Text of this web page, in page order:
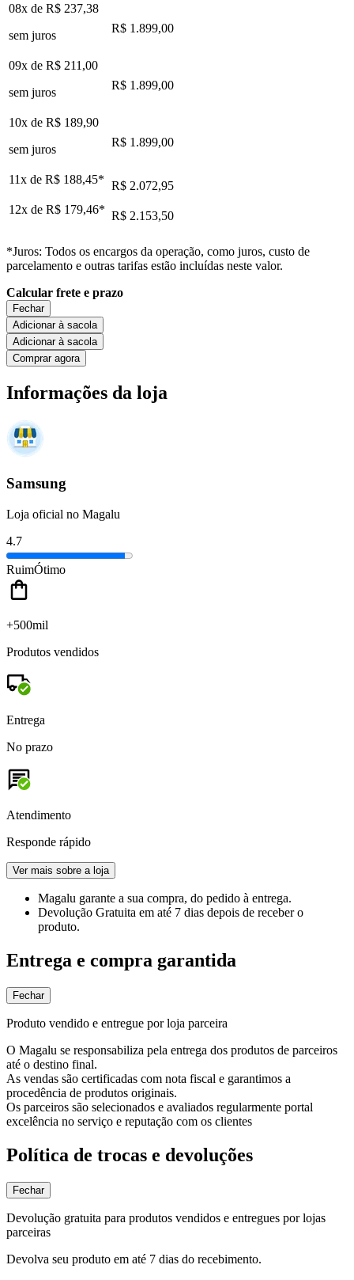
08x de R$ 237,38
sem juros
R$ 1.899,00
09x de R$ 211,00
sem juros
R$ 1.899,00
10x de R$ 189,90
sem juros
R$ 1.899,00
11x de R$ 188,45* R$ 2.072,95
12x de R$ 179,46* R$ 2.153,50
*Juros: Todos os encargos da operação, como juros, custo de
parcelamento e outras tarifas estão incluídas neste valor.
Calcular frete e prazo
Fechar
Adicionar à sacola
Adicionar à sacola
Comprar agora
Informações da loja
Samsung
Loja oficial no Magalu
4.7
RuimÓtimo
+500mil
Produtos vendidos
Entrega
No prazo
Atendimento
Responde rápido
Ver mais sobre a loja
Magalu garante a sua compra, do pedido à entrega.
Devolução Gratuita em até 7 dias depois de receber o
produto.
Entrega e compra garantida
Fechar
Produto vendido e entregue por loja parceira
O Magalu se responsabiliza pela entrega dos produtos de parceiros
até o destino final.
As vendas são certificadas com nota fiscal e garantimos a
procedência de produtos originais.
Os parceiros são selecionados e avaliados regularmente portal
excelência no serviço e reputação com os clientes
Política de trocas e devoluções
Fechar
Devolução gratuita para produtos vendidos e entregues por lojas
parceiras
Devolva seu produto em até 7 dias do recebimento.